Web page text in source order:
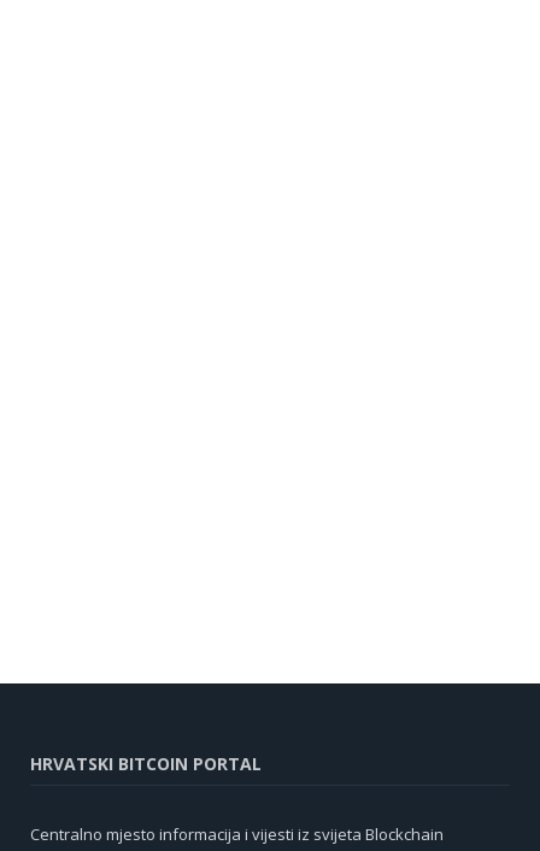
HRVATSKI BITCOIN PORTAL
Centralno mjesto informacija i vijesti iz svijeta Blockchain